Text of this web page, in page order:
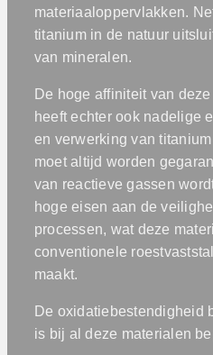
materiaaloppervlakken.
titanium in de natuur
van mineralen.
De hoge affiniteit van
heeft echter ook nadelige
en verwerking van
moet altijd worden
van reactieve gassen
hoge eisen aan de
processen, wat deze
conventionele
maakt.
De oxidatiebestendigheid
is bij al deze materialen